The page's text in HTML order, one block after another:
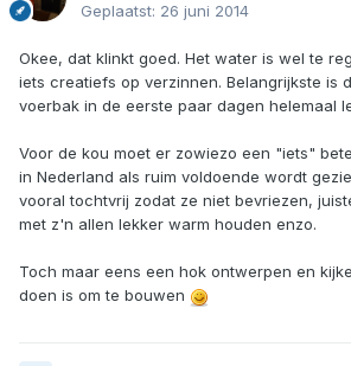
Geplaatst: 26 juni 2014
Okee, dat klinkt goed. Het water is wel te
iets creatiefs op verzinnen. Belangrijkste is
voerbak in de eerste paar dagen helemaal
Voor de kou moet er zowiezo een "iets"
in Nederland als ruim voldoende wordt
vooral tochtvrij zodat ze niet bevriezen,
met z'n allen lekker warm houden enzo.
Toch maar eens een hok ontwerpen en
doen is om te bouwen